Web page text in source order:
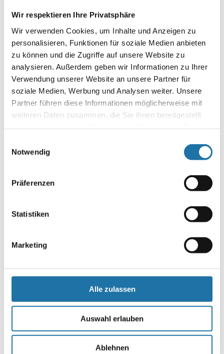
Wir respektieren Ihre Privatsphäre
Wir verwenden Cookies, um Inhalte und Anzeigen zu
personalisieren, Funktionen für soziale Medien anbieten
zu können und die Zugriffe auf unsere Website zu
analysieren. Außerdem geben wir Informationen zu Ihrer
Verwendung unserer Website an unsere Partner für
soziale Medien, Werbung und Analysen weiter. Unsere
Partner führen diese Informationen möglicherweise mit
weiteren Daten zusammen, die Sie ihnen bereitgestellt
unsererDatenschutzerklärung
Notwendig
Präferenzen
Statistiken
Marketing
Alle zulassen
Auswahl erlauben
Ablehnen
Poolpflege im Hochsommer: 7 Schritte für kristallklares
erfrischender Badespaß im eigenen Pool – der Hochsommer
zeigt sich von seiner besten Seite! Gerade jetzt freut sich Ihr
Pool über besondere Aufmerksamkeit – denn sonnige Tage,…
Autor:
Simone Hammerl
BLOGS, POOLBAU & SANIERUNG ,POOLPFLEGE & TIPPS• 24.
Juni 2026
Sonnendomfolie erneuern: Lohnt sich der
Folientausch?
Sonnendomfolie erneuern: Lohnt sich der Folientausch? Viele
Cranpool-Kunden nutzen ihren Sonnendom seit vielen Jahren
stellt sich jedoch die Frage: Wann ist der richtige Zeitpunkt für
einen Folientausch? Und lohnt sich eine neue Sonnendomfolie
AKTIONEN & ANGEBOTE,BLOGS,POOLBAU & SANIERUNG
22. Juni 2026
Urlaub zuhause – Pool noch diesen Sommer
bauen
Urlaub zuhause – Pool noch diesen Sommer bauen Der Traum